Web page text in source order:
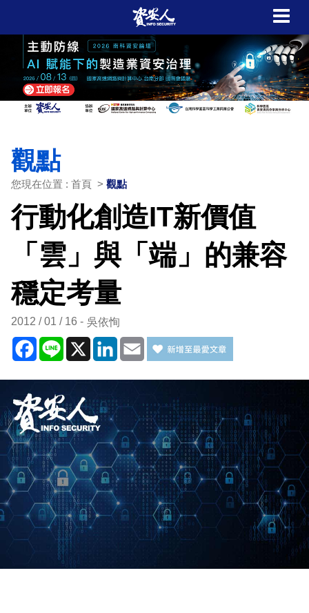
觀點
您現在位置 : 首頁 > 觀點
行動化創造IT新價值
「雲」與「端」的兼容
穩定考量
2012 / 01 / 16 吳依恂
Facebook
Line X LinkedIn
Email